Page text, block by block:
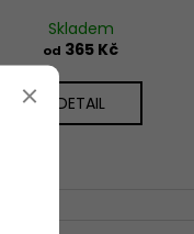
Skladem
od 365 Kč
DETAIL